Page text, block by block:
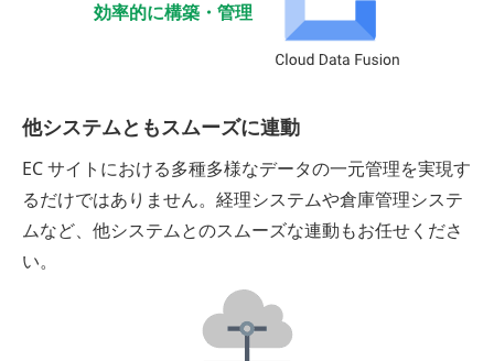
効率的に構築・管理
他システムともスムーズに連動
EC サイトにおける多種多様なデータの一元管理を実現す
るだけではありません。経理システムや倉庫管理システ
ムなど、他システムとのスムーズな連動もお任せくださ
い。